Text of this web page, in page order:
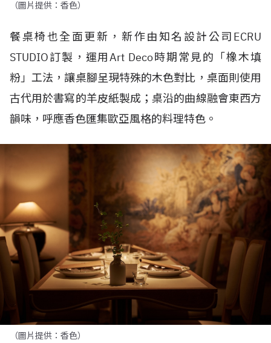
（圖片提供：香色）
餐桌椅也全面更新，新作由知名設計公司 ECRU
STUDIO訂製，運用Art Deco時期常見的「橡木填
粉」工法，讓桌腳呈現特殊的木色對比，桌面則使用
古代用於書寫的羊皮紙製成；桌沿的曲線融會東西方
韻味，呼應香色匯集歐亞風格的料理特色。
（圖片提供：香色）